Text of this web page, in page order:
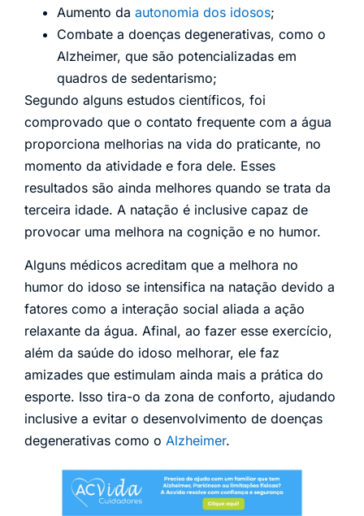
Aumento da autonomia dos idosos;
Combate a doenças degenerativas, como o
Alzheimer, que são potencializadas em
quadros de sedentarismo;
Segundo alguns estudos científicos, foi
comprovado que o contato frequente com a água
proporciona melhorias na vida do praticante, no
momento da atividade e fora dele. Esses
resultados são ainda melhores quando se trata da
terceira idade. A natação é inclusive capaz de
provocar uma melhora na cognição e no humor.
Alguns médicos acreditam que a melhora no
humor do idoso se intensifica na natação devido a
fatores como a interação social aliada a ação
relaxante da água. Afinal, ao fazer esse exercício,
além da saúde do idoso melhorar, ele faz
amizades que estimulam ainda mais a prática do
esporte. Isso tira-o da zona de conforto, ajudando
inclusive a evitar o desenvolvimento de doenças
degenerativas como o Alzheimer.